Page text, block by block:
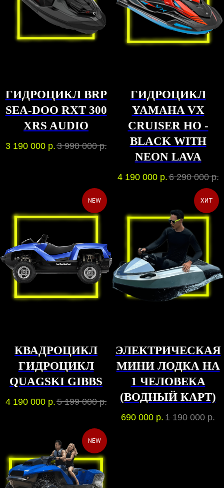
ГИДРОЦИКЛ BRP
SEA-DOO RXT 300
XRS AUDIO
3 190 000 р.3 990 000 р.
ГИДРОЦИКЛ
YAMAHA VX
CRUISER HO -
BLACK WITH
NEON LAVA
4 190 000 р.6 290 000 р.
NEW
КВАДРОЦИКЛ
ГИДРОЦИКЛ
QUAGSKI GIBBS
4 190 000 р.5 199 000 р.
ХИТ
ЭЛЕКТРИЧЕСКАЯ
МИНИ ЛОДКА НА
1 ЧЕЛОВЕКА
(ВОДНЫЙ КАРТ)
690 000 р. 1 190 000 р.
NEW